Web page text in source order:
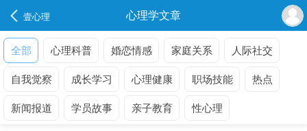
壹心理 心理学文章
全部 心理科普 婚恋情感 家庭关系 人际社交
自我觉察 成长学习 心理健康 职场技能 热点
新闻报道 学员故事 亲子教育 性心理